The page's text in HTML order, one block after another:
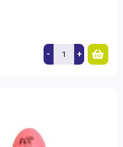
- +